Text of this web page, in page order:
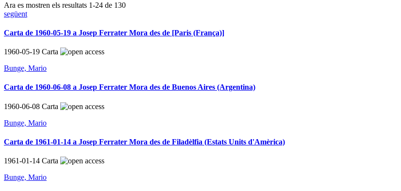
Ara es mostren els resultats 1-24 de 130
següent
Carta de 1960-05-19 a Josep Ferrater Mora des de [Paris (França)]
1960-05-19 Carta
Bunge, Mario
Carta de 1960-06-08 a Josep Ferrater Mora des de Buenos Aires (Argentina)
1960-06-08 Carta
Bunge, Mario
Carta de 1961-01-14 a Josep Ferrater Mora des de Filadèlfia (Estats Units d'Amèrica)
1961-01-14 Carta
Bunge, Mario